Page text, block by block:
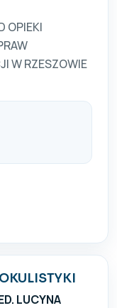
OPIEKI
W RZESZOWIE
LUCYNA